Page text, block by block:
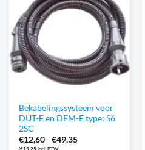
Bekabelingssysteem voor
DUT-E en DFM-E type: S6
2SC
€12,60-€49,35Prijsklasse: